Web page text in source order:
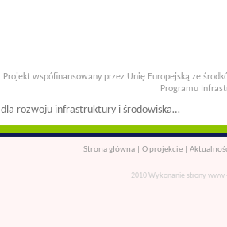
Projekt wspófinansowany przez Unię Europejską ze
Programu
dla rozwoju infrastruktury i środowiska…
Strona główna| O projekcie|
2010 Wykonaniestrony www